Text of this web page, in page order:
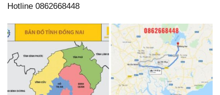
Hotline 0862668448